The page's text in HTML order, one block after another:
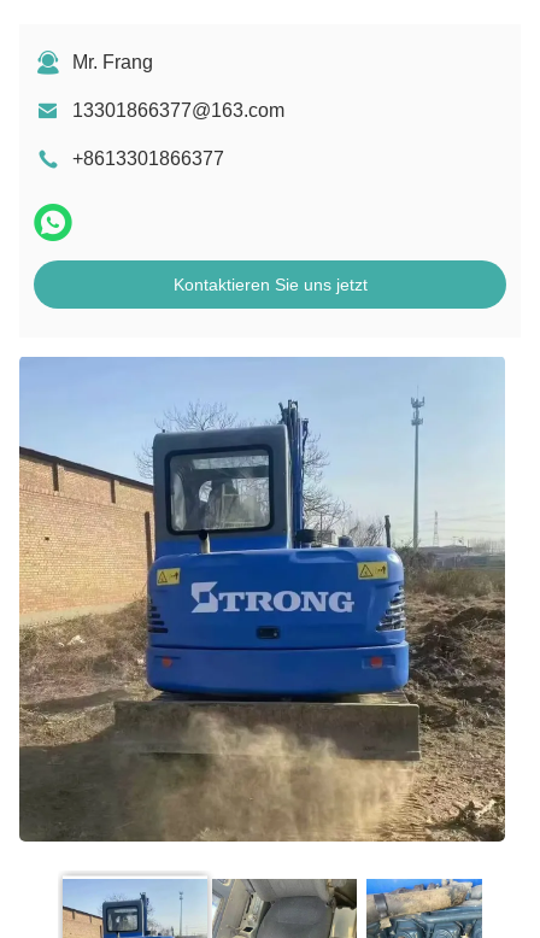
Mr. Frang
13301866377@163.com
+8613301866377
Kontaktieren Sie uns jetzt